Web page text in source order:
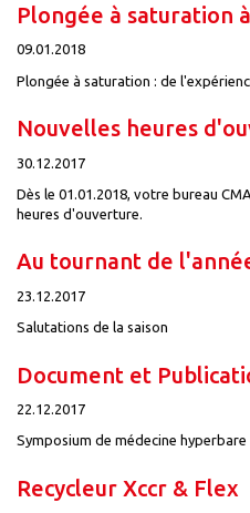
Plongée à saturation
09.01.2018
Plongée à saturation : de
Nouvelles heures
30.12.2017
Dès le 01.01.2018, votre bureau
heures d'ouverture.
Au tournant de
23.12.2017
Salutations de la saison
Document et
22.12.2017
Symposium de médecine hyperbare
Recycleur Xccr & Flex